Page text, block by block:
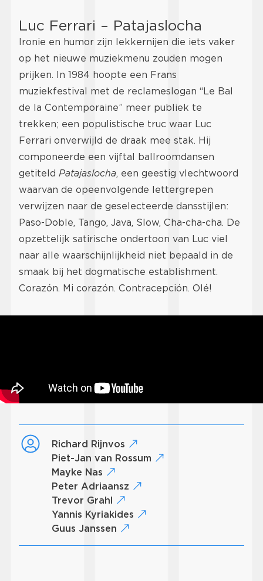
Luc Ferrari – Patajaslocha
Ironie en humor zijn lekkernijen die iets vaker
op het nieuwe muziekmenu zouden mogen
prijken. In 1984 hoopte een Frans
muziekfestival met de reclameslogan “Le Bal
de la Contemporaine” meer publiek te
trekken; een populistische truc waar Luc
Ferrari onverwijld de draak mee stak. Hij
componeerde een vijftal ballroomdansen
getiteld Patajaslocha, een geestig vlechtwoord
waarvan de opeenvolgende lettergrepen
verwijzen naar de geselecteerde dansstijlen:
Paso-Doble, Tango, Java, Slow, Cha-cha-cha. De
opzettelijk satirische ondertoon van Luc viel
naar alle waarschijnlijkheid niet bepaald in de
smaak bij het dogmatische establishment.
Corazón. Mi corazón. Contracepción. Olé!
Richard Rijnvos
Piet-Jan van Rossum
Mayke Nas
Peter Adriaansz
Trevor Grahl
Yannis Kyriakides
Guus Janssen